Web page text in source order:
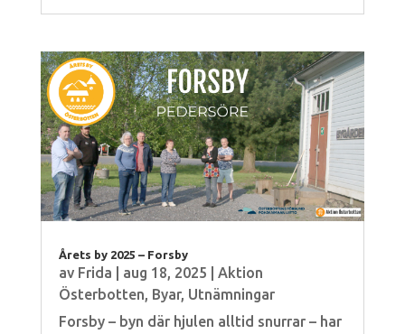
Årets by 2025 – Forsby
av Frida aug 18, 2025
Aktion
Österbotten, Byar, Utnämningar
Forsby – byn där hjulen alltid snurrar – har